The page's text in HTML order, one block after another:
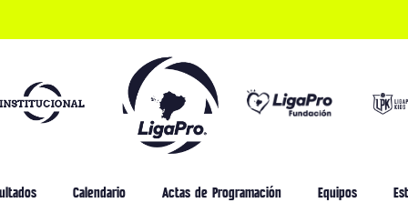
Calendario Actas de Programación Equipos